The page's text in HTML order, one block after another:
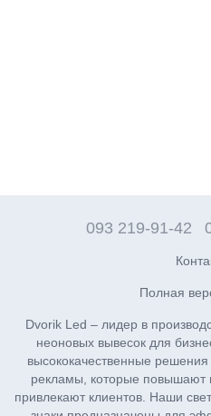
093 219-91-42
Полная
Dvorik Led – лидер в
неоновых вывесок для
высококачественные
рекламы, которые повышают
привлекают клиентов. Наши